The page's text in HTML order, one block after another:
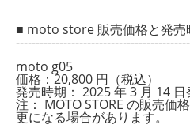
■ moto store 販売価格と発売
moto g05
価格：20,800 円（税込）
発売時期： 2025 年 3 月 14 日
注： MOTO STORE の販売価
更になる場合があります。